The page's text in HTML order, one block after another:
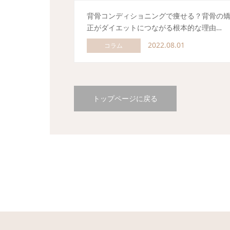
背骨コンディショニングで痩せる？背骨の矯
正がダイエットにつながる根本的な理由…
コラム 2022.08.01
トップページに戻る